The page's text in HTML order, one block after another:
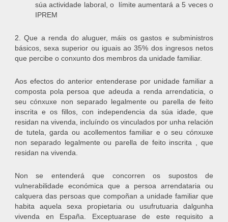
súa actividade laboral, o límite aumentará a 5 veces o
IPREM
2. Que a renda do aluguer, máis os gastos e subministros
básicos, sexa superior ou iguais ao 35% dos ingresos netos
que percibe o conxunto dos membros da unidade familiar.
Aos efectos do anterior entenderase por unidade familiar a
composta pola persoa que adeuda a renda arrendaticia, o
seu cónxuxe non separado legalmente ou parella de feito
inscrita e os fillos, con independencia da súa idade, que
residan na vivenda, incluíndo os vinculados por unha relación
de tutela, garda ou acollementos familiar e o seu cónxuxe
non separado legalmente ou parella de feito inscrita , que
residan na vivenda.
Non se entenderá que concorren os supostos de
vulnerabilidade económica que a persoa arrendataria ou
calquera das persoas que compoñan a unidade familiar que
habita aquela sexa propietaria ou usufrutuaria dalgunha
vivenda en España. Exceptuarase de este requisito a